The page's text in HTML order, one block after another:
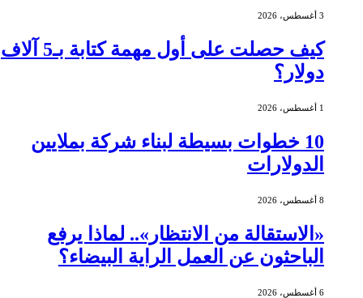
3 أغسطس، 2026
كيف حصلت على أول مهمة كتابة بـ5 آلاف
دولار؟
1 أغسطس، 2026
10 خطوات بسيطة لبناء شركة بملايين
الدولارات
8 أغسطس، 2026
«الاستقالة من الانتظار».. لماذا يرفع
الباحثون عن العمل الراية البيضاء؟
6 أغسطس، 2026